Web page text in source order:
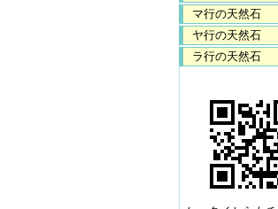
マ行の天然石
ヤ行の天然石
ラ行の天然石